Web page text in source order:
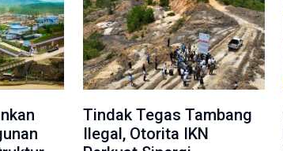
Tindak Tegas Tambang
Ilegal, Otorita IKN